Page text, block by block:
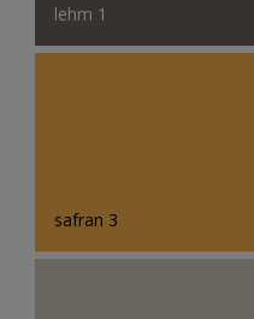
lehm 1
safran 3